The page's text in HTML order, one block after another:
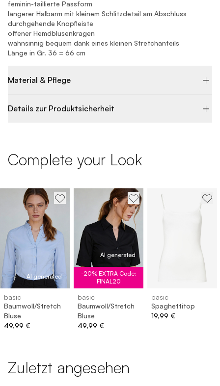
feminin-taillierte Passform
längerer Halbarm mit kleinem Schlitzdetail am Abschluss
durchgehende Knopfleiste
offener Hemdblusenkragen
wahnsinnig bequem dank eines kleinen Stretchanteils
Länge in Gr. 36 = 66 cm
Material & Pflege
Details zur Produktsicherheit
Complete your Look
AI generated
basic
Baumwoll/Stretch
Bluse
49,99 €
AI generated
-20% EXTRA Code:
FINAL20
basic
Baumwoll/Stretch
Bluse
49,99 €
basic
Spaghettitop
19,99 €
Zuletzt angesehen